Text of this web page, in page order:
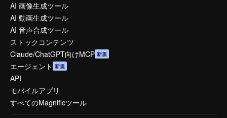
AI 画像生成ツール
AI 動画生成ツール
AI 音声合成ツール
ストックコンテンツ
Claude/ChatGPT向けMCP 新規
エージェント 新規
API
モバイルアプリ
すべてのMagnificツール